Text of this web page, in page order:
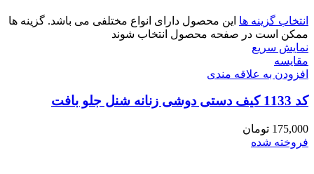
انتخاب گزینه ها این محصول دارای انواع مختلفی می باشد. گزینه ها
ممکن است در صفحه محصول انتخاب شوند
نمایش سریع
مقايسه
افزودن به علاقه مندی
کد 1133 کیف دستی دوشی زنانه شنل جلو بافت
175,000 تومان
فروخته شده